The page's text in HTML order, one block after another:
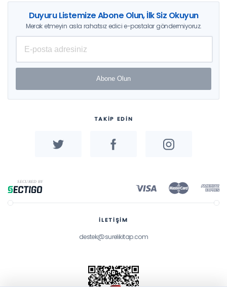
Duyuru Listemize Abone Olun, İlk Siz Okuyun
Merak etmeyin asla rahatsız edici e-postalar göndermiyoruz.
Abone Olun
TAKİP EDİN
İLETİŞİM
destek@surelikitap.com